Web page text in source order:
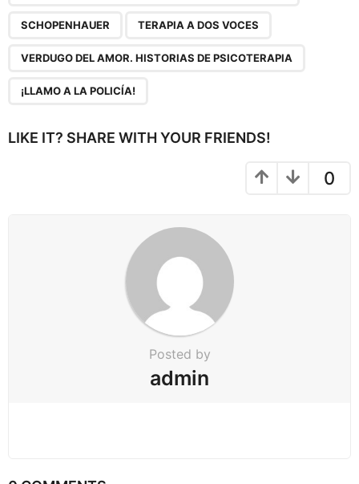
SCHOPENHAUER TERAPIA A DOS VOCES
VERDUGO DEL AMOR. HISTORIAS DE PSICOTERAPIA
¡LLAMO A LA POLICÍA!
LIKE IT? SHARE WITH YOUR FRIENDS!
0
Posted by
admin